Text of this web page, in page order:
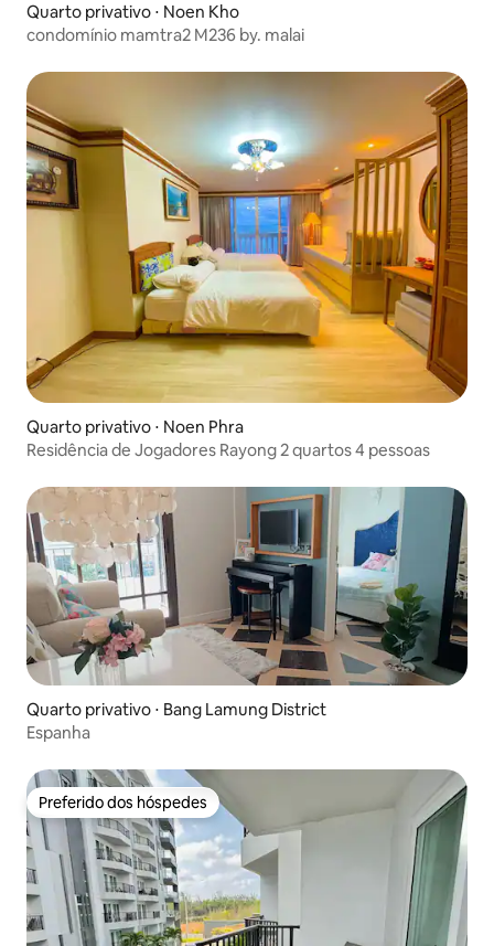
Quarto privativo ⋅ Noen Kho
condomínio mamtra2 M236 by. malai
Quarto privativo ⋅ Noen Phra
Residência de Jogadores Rayong 2 quartos 4 pessoas
Quarto privativo ⋅ Bang Lamung District
Espanha
Preferido dos hóspedes
Preferido dos hóspedes